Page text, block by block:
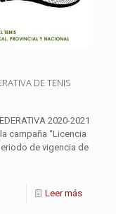
DE TENIS
2020-2021
campaña “Licencia
de vigencia de
Leer más